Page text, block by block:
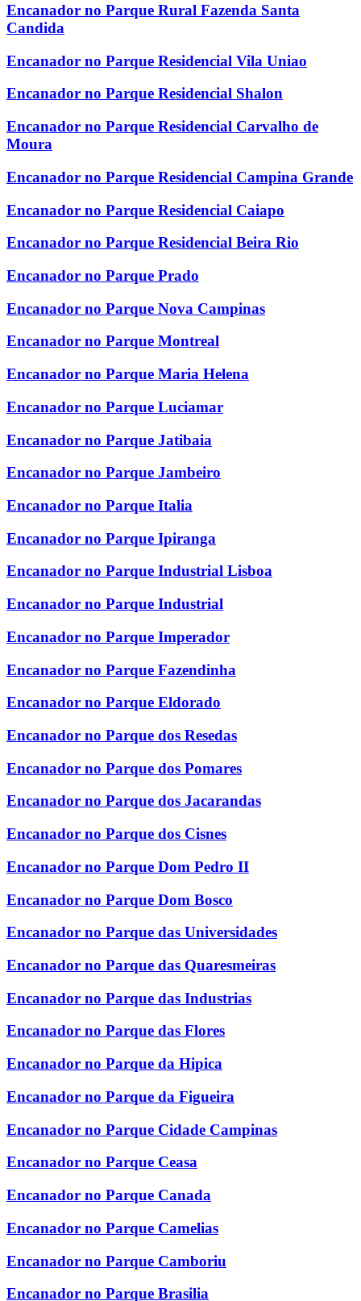
Encanador no Parque Rural Fazenda Santa
Candida
Encanador no Parque Residencial Vila Uniao
Encanador no Parque Residencial Shalon
Encanador no Parque Residencial Carvalho de
Moura
Encanador no Parque Residencial Campina Grande
Encanador no Parque Residencial Caiapo
Encanador no Parque Residencial Beira Rio
Encanador no Parque Prado
Encanador no Parque Nova Campinas
Encanador no Parque Montreal
Encanador no Parque Maria Helena
Encanador no Parque Luciamar
Encanador no Parque Jatibaia
Encanador no Parque Jambeiro
Encanador no Parque Italia
Encanador no Parque Ipiranga
Encanador no Parque Industrial Lisboa
Encanador no Parque Industrial
Encanador no Parque Imperador
Encanador no Parque Fazendinha
Encanador no Parque Eldorado
Encanador no Parque dos Resedas
Encanador no Parque dos Pomares
Encanador no Parque dos Jacarandas
Encanador no Parque dos Cisnes
Encanador no Parque Dom Pedro II
Encanador no Parque Dom Bosco
Encanador no Parque das Universidades
Encanador no Parque das Quaresmeiras
Encanador no Parque das Industrias
Encanador no Parque das Flores
Encanador no Parque da Hipica
Encanador no Parque da Figueira
Encanador no Parque Cidade Campinas
Encanador no Parque Ceasa
Encanador no Parque Canada
Encanador no Parque Camelias
Encanador no Parque Camboriu
Encanador no Parque Brasilia